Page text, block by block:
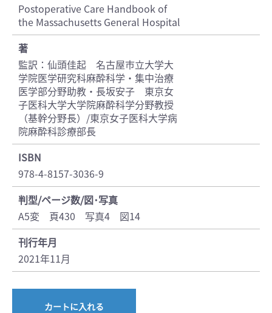
Postoperative Care Handbook of
the Massachusetts General Hospital
著
監訳：仙頭佳起 名古屋市立大学大
学院医学研究科麻酔科学・集中治療
医学部分野助教・長坂安子 東京女
子医科大学大学院麻酔科学分野教授
（基幹分野長）/東京女子医科大学病
院麻酔科診療部長
ISBN
978-4-8157-3036-9
判型/ページ数/図･写真
A5変 頁430 写真4 図14
刊行年月
2021年11月
カートに入れる